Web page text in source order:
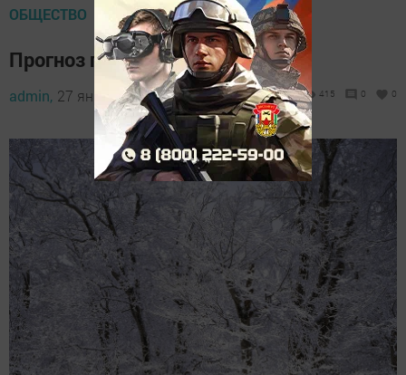
ОБЩЕСТВО
Прогноз погоды 27 января
admin, 27 января 2023 - 08:28 415 0 0